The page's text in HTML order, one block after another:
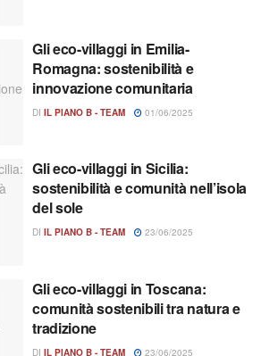
Gli eco-villaggi in Emilia-
Romagna: sostenibilità e
innovazione comunitaria
DI IL PIANO B - TEAM 01/06/2025
Gli eco-villaggi in Sicilia:
sostenibilità e comunità nell’isola
del sole
DI IL PIANO B - TEAM 23/06/2025
Gli eco-villaggi in Toscana:
comunità sostenibili tra natura e
tradizione
DI IL PIANO B - TEAM 23/06/2025